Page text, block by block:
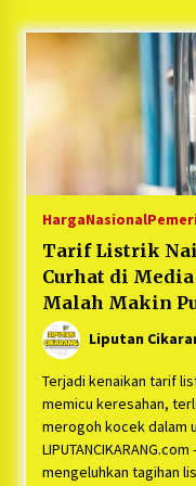
5
PNM
Aura
1
Duh
1
Kartini
1
PNM
Aman
1
Ketua
HargaNasional
Tarif Listrik
Curhat di Media
Malah Makin
Liputan
Terjadi kenaikan tarif
memicu keresahan,
merogoh kocek dalam
mengeluhkan tagihan